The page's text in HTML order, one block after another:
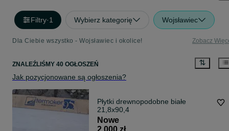
Filtry·1 Wybierz kategorię Wojsławiec
Dla Ciebie wszystko - Wojsławiec i okolice! Zobacz
ZNALEŹLIŚMY 40 OGŁOSZEŃ
Jak pozycjonowane są ogłoszenia?
Płytki drewnopodobne białe
21,8x90,4
Nowe